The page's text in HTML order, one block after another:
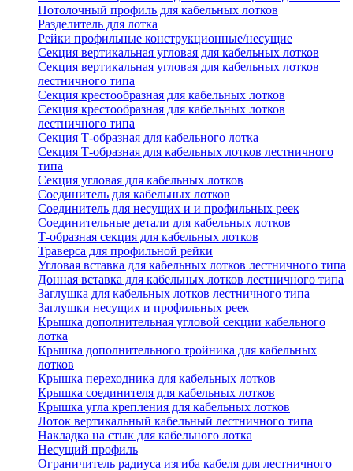
Потолочный профиль для кабельных лотков
Разделитель для лотка
Рейки профильные конструкционные/несущие
Секция вертикальная угловая для кабельных лотков
Секция вертикальная угловая для кабельных лотков
лестничного типа
Секция крестообразная для кабельных лотков
Секция крестообразная для кабельных лотков
лестничного типа
Секция Т-образная для кабельного лотка
Секция Т-образная для кабельных лотков лестничного
типа
Секция угловая для кабельных лотков
Соединитель для кабельных лотков
Соединитель для несущих и и профильных реек
Соединительные детали для кабельных лотков
Т-образная секция для кабельных лотков
Траверса для профильной рейки
Угловая вставка для кабельных лотков лестничного типа
Донная вставка для кабельных лотков лестничного типа
Заглушка для кабельных лотков лестничного типа
Заглушки несущих и профильных реек
Крышка дополнительная угловой секции кабельного
лотка
Крышка дополнительного тройника для кабельных
лотков
Крышка переходника для кабельных лотков
Крышка соединителя для кабельных лотков
Крышка угла крепления для кабельных лотков
Лоток вертикальный кабельный лестничного типа
Накладка на стык для кабельного лотка
Несущий профиль
Ограничитель радиуса изгиба кабеля для лестничного